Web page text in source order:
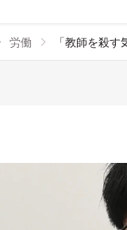
労働 「教師を殺